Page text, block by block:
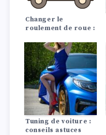
Changer le
roulement de roue :
changer le moyeu et
le roulement de
roue !
Tuning de voiture :
conseils astuces